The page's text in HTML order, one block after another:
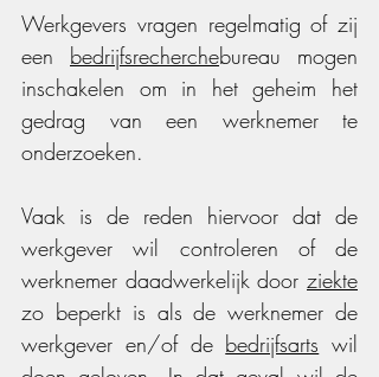
Werkgevers vragen regelmatig of zij
een bedrijfsrecherchebureau mogen
inschakelen om in het geheim het
gedrag van een werknemer te
onderzoeken.
Vaak is de reden hiervoor dat de
werkgever wil controleren of de
werknemer daadwerkelijk door ziekte
zo beperkt is als de werknemer de
werkgever en/of de bedrijfsarts wil